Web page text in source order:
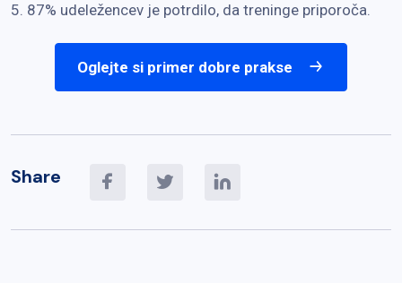
5. 87% udeležencev je potrdilo, da treninge priporoča.
Oglejte si primer dobre prakse
Share